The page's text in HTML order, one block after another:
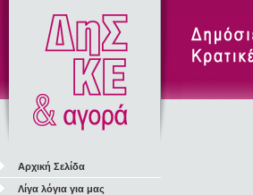
Αρχική Σελίδα
Λίγα λόγια για μας